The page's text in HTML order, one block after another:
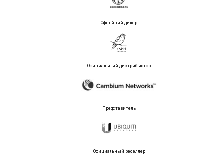
Офіційний дилер
Официальный дистрибьютор
Представитель
Официальный реселлер